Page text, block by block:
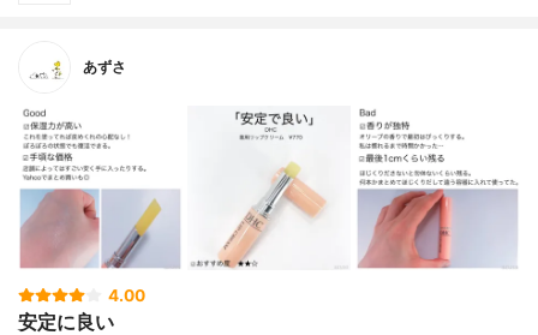
あずさ
4.00
安定に良い